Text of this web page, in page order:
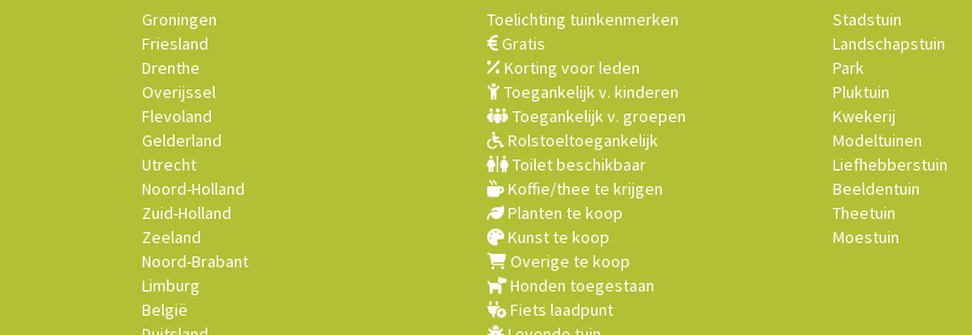
Groningen
Friesland
Drenthe
Overijssel
Flevoland
Gelderland
Utrecht
Noord-Holland
Zuid-Holland
Zeeland
Noord-Brabant
Limburg
België
Toelichting tuinkenmerken
Gratis
Korting voor leden
Toegankelijk v. kinderen
Toegankelijk v. groepen
Rolstoeltoegankelijk
Toilet beschikbaar
Koffie/thee te krijgen
Planten te koop
Kunst te koop
Overige te koop
Honden toegestaan
Fiets laadpunt
Stadstuin
Landschapstuin
Park
Pluktuin
Kwekerij
Modeltuinen
Liefhebberstuin
Beeldentuin
Theetuin
Moestuin